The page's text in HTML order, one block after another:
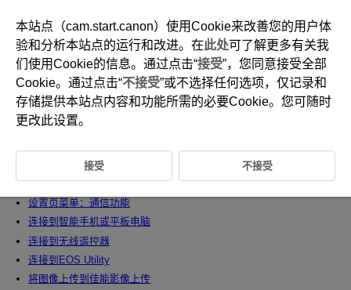
D388-173
通信功能
设置页菜单：通信功能
连接到智能手机或平板电脑
连接到无线遥控器
连接到EOS Utility
将图像上传到佳能影像上传
本站点（cam.start.canon）使用Cookie来改善您的用户体
验和分析本站点的运行和改进。在此处可了解更多有关我
们使用Cookie的信息。通过点击“接受”，您同意接受全部
Cookie。通过点击“不接受”或不选择任何选项，仅记录和
存储提供本站点内容和功能所需的必要Cookie。您可随时
更改此设置。
接受 不接受